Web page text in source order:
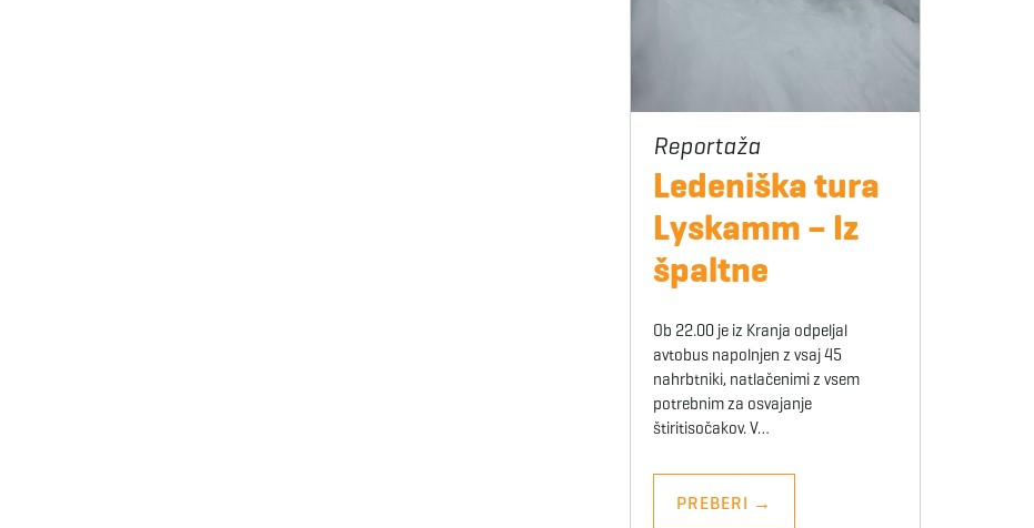
Ledeniška tura
Lyskamm – Iz
špaltne
Ob 22.00 je iz Kranja odpeljal
avtobus napolnjen z vsaj 45
nahrbtniki, natlačenimi z vsem
potrebnim za osvajanje
štiritisočakov. V…
PREBERI →